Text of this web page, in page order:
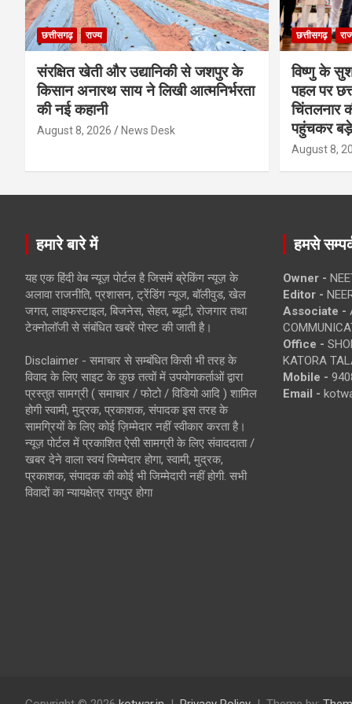
छत्तीसगढ़ राज्य
संरक्षित खेती और उद्यानिकी से जशपुर के
किसान अनारथ साय ने लिखी आत्मनिर्भरता
की नई कहानी
August 8, 2026 News Desk
छत्तीसगढ़
विष्णु के
पहल पर
चिंतलनार
पहुंचकर बड़े
August 8,
हमारे बारे में
यह एक हिंदी वेब न्यूज़ पोर्टल है जिसमें ब्रेकिंग न्यूज़ के
अलावा राजनीति, प्रशासन, ट्रेंडिंग न्यूज, बॉलीवुड, खेल
जगत, लाइफस्टाइल, बिजनेस, सेहत, ब्यूटी, रोजगार तथा
टेक्नोलॉजी से संबंधित खबरें पोस्ट की जाती है।
Disclaimer - समाचार से सम्बंधित किसी भी तरह के
विवाद के लिए साइट के कुछ तत्वों में उपयोगकर्ताओं द्वारा
प्रस्तुत सामग्री ( समाचार / फोटो / विडियो आदि ) शामिल
होगी स्वामी, मुद्रक, प्रकाशक, संपादक इस तरह के
सामग्रियों के लिए कोई ज़िम्मेदार नहीं स्वीकार करता है।
न्यूज़ पोर्टल में प्रकाशित ऐसी सामग्री के लिए संवाददाता /
खबर देने वाला स्वयं जिम्मेदार होगा, स्वामी, मुद्रक,
प्रकाशक, संपादक की कोई भी जिम्मेदारी नहीं होगी. सभी
विवादों का न्यायक्षेत्र रायपुर होगा
हमसे
Owner -
Editor -
Associate -
Office -
KATORA
Mobile -
Email -